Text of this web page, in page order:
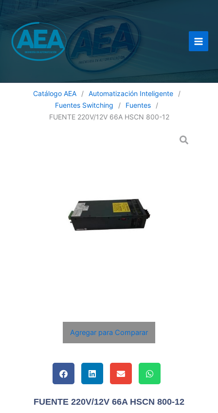
al
contenido
Catálogo AEA / Automatización Inteligente
/
Fuentes Switching
/ Fuentes
/
FUENTE 220V/12V 66A HSCN 800-12
Agregar para Comparar
FUENTE 220V/12V 66A HSCN 800-12